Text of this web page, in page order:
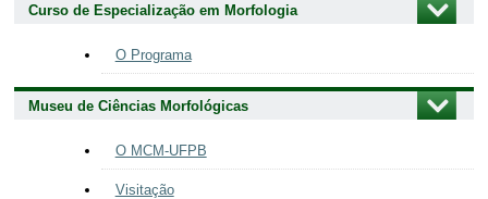
Curso de Especialização em Morfologia
O Programa
Museu de Ciências Morfológicas
O MCM-UFPB
Visitação